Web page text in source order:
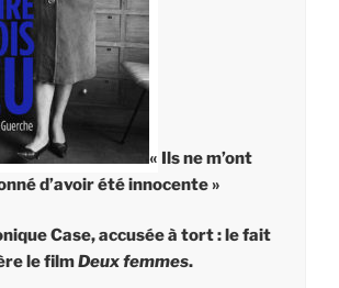
« Ils ne m’ont
d’avoir été innocente »
Case, accusée à tort : le fait
le filmDeux femmes.